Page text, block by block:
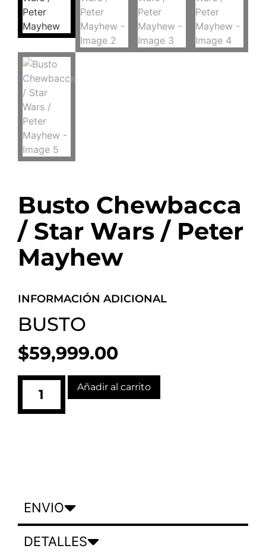
Busto Chewbacca
/ Star Wars / Peter
Mayhew
INFORMACIÓN ADICIONAL
BUSTO
$59,999.00
Añadir al carrito
ENVIO
DETALLES